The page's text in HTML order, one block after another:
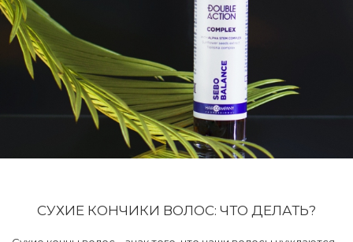
СУХИЕ КОНЧИКИ ВОЛОС: ЧТО ДЕЛАТЬ?